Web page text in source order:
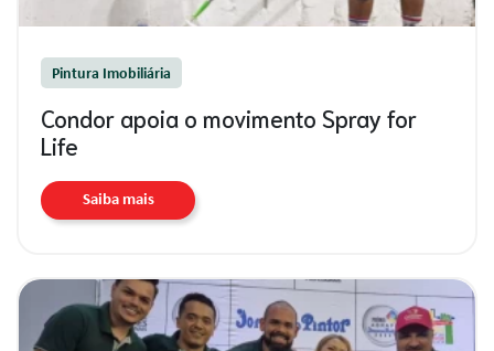
Pintura Imobiliária
Condor apoia o movimento Spray for
Life
Saiba mais